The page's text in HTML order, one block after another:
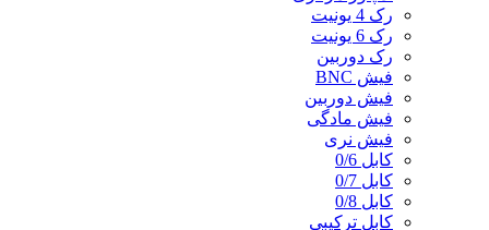
رک 4 یونیت
رک 6 یونیت
رک دوربین
فیش BNC
فیش دوربین
فیش مادگی
فیش نری
کابل 0/6
کابل 0/7
کابل 0/8
کابل ترکیبی